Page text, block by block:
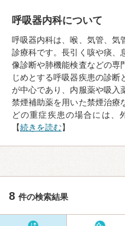
呼吸器内科について
呼吸器内科は、喉、気管、気
診療科です。長引く咳や痰、
像診断や肺機能検査などの専
じめとする呼吸器疾患の診
が中心であり、内服薬や吸入
禁煙補助薬を用いた禁煙治療
どの重症疾患の場合には、
【続きを読む】
8 件の検索結果